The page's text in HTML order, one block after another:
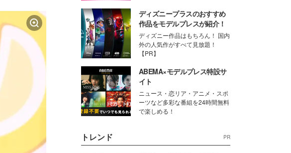
ディズニープラスのおすすめ
作品をモデルプレスが紹介！
ディズニー作品はもちろん！ 国内
外の人気作がすべて見放題！
【PR】
ABEMA×モデルプレス特設サ
イト
ニュース・恋リア・アニメ・スポ
ーツなど多彩な番組を24時間無料
で楽しめる！
トレンド PR